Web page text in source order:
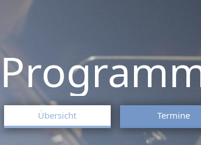
Übersicht Termine